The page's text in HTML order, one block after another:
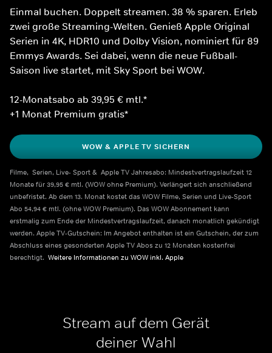
Einmal buchen. Doppelt streamen. 38 % sparen. Erleb
zwei große Streaming-Welten. Genieß Apple Original
Serien in 4K, HDR10 und Dolby Vision, nominiert für 89
Emmys Awards. Sei dabei, wenn die neue Fußball-
Saison live startet, mit Sky Sport bei WOW.
12-Monatsabo ab 39,95 € mtl.*
+1 Monat Premium gratis*
WOW & APPLE TV SICHERN
Filme,  Serien, Live- Sport &  Apple TV Jahresabo: Mindestvertragslaufzeit 12
Monate für 39,95 € mtl. (WOW ohne Premium). Verlängert sich anschließend
unbefristet. Ab dem 13. Monat kostet das WOW Filme, Serien und Live-Sport
Abo 54,94 € mtl. (ohne WOW Premium). Das WOW Abonnement kann
erstmalig zum Ende der Mindestvertragslaufzeit, danach monatlich gekündigt
werden. Apple TV-Gutschein: Im Angebot enthalten ist ein Gutschein, der zum
Abschluss eines gesonderten Apple TV Abos zu 12 Monaten kostenfrei
berechtigt. Weitere Informationen zu WOW inkl. Apple
Stream auf dem Gerät
deiner Wahl